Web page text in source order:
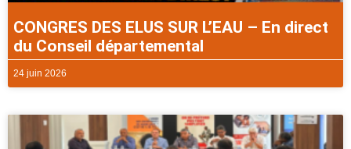
CONGRES DES ELUS SUR L’EAU – En direct
du Conseil départemental
24 juin 2026